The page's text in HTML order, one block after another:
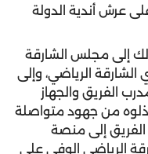
عرش أندية الدولة
إلى مجلس الشارقة
الشارقة الرياضي، وإلى
الفريق والجهاز
بذلوه من جهود متواصلة
إلى منصة
الرياضي الوفي على